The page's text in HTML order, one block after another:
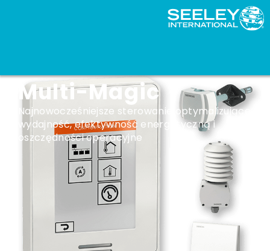
Multi-Magic
Najnowocześniejsze sterowanie optymalizujące
wydajność, efektywność energetyczną i
oszczędności operacyjne